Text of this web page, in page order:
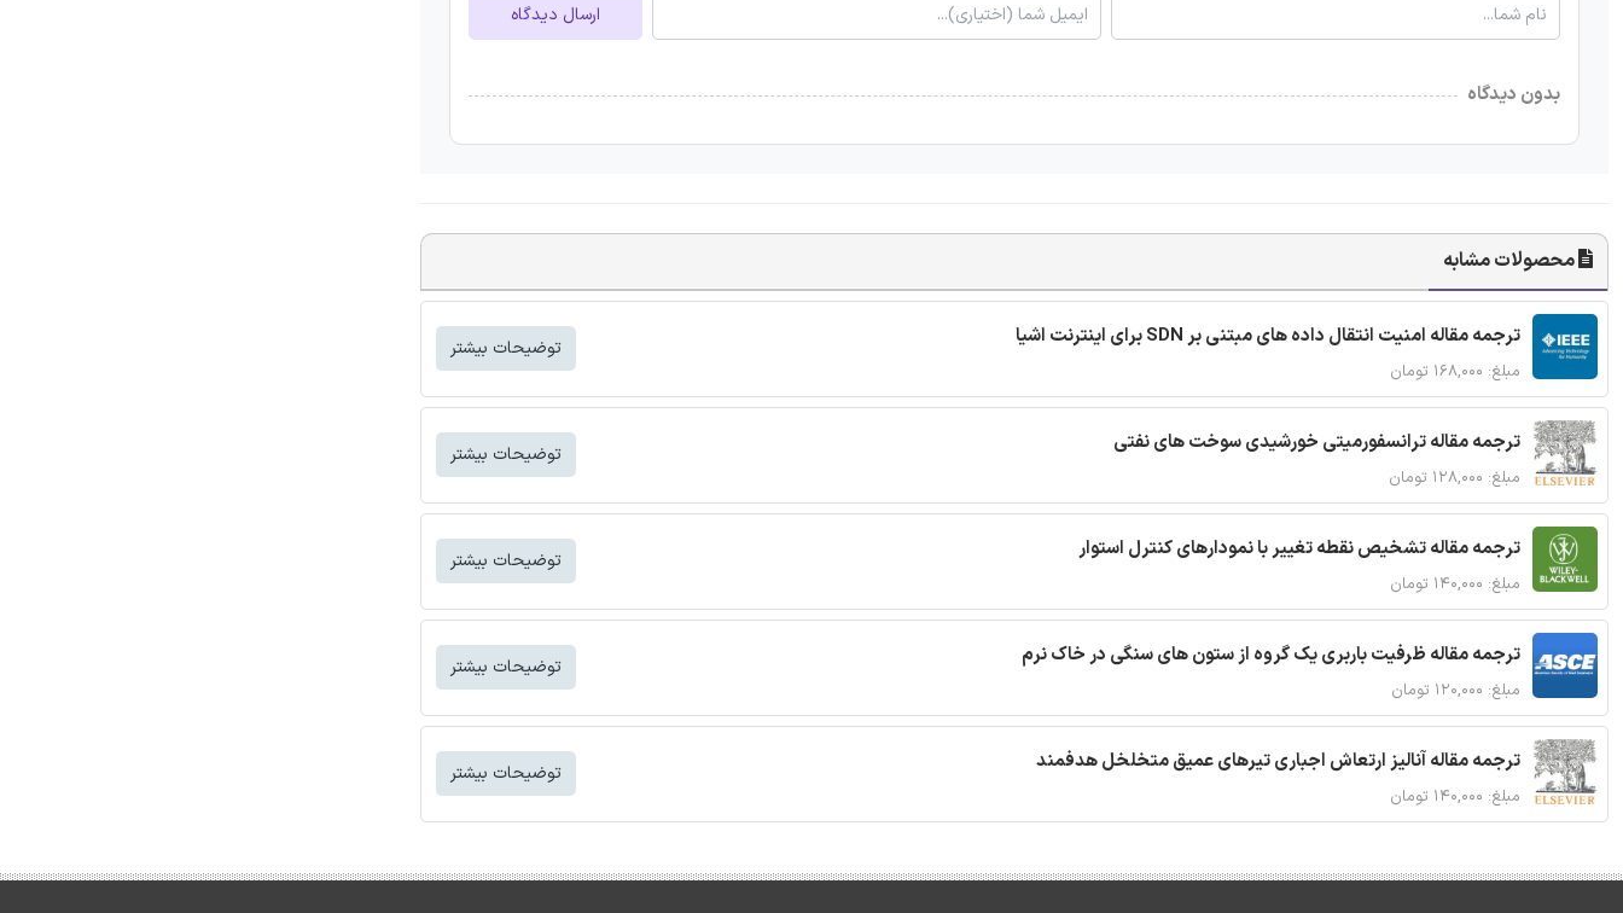
ارسال دیدگاه
بدون دیدگاه
محصولات مشابه
ترجمه مقاله امنیت انتقال داده های مبتنی بر SDN برای اینترنت اشیا
مبلغ: ۱۶۸,۰۰۰ تومان
توضیحات بیشتر
ترجمه مقاله ترانسفورمیتی خورشیدی سوخت های نفتی
مبلغ: ۱۲۸,۰۰۰ تومان
توضیحات بیشتر
ترجمه مقاله تشخیص نقطه تغییر با نمودارهای کنترل استوار
مبلغ: ۱۴۰,۰۰۰ تومان
توضیحات بیشتر
ترجمه مقاله ظرفیت باربری یک گروه از ستون های سنگی در خاک نرم
مبلغ: ۱۲۰,۰۰۰ تومان
توضیحات بیشتر
ترجمه مقاله آنالیز ارتعاش اجباری تیرهای عمیق متخلخل هدفمند
مبلغ: ۱۴۰,۰۰۰ تومان
توضیحات بیشتر